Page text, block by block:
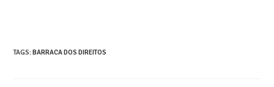
TAGS:BARRACA DOS DIREITOS